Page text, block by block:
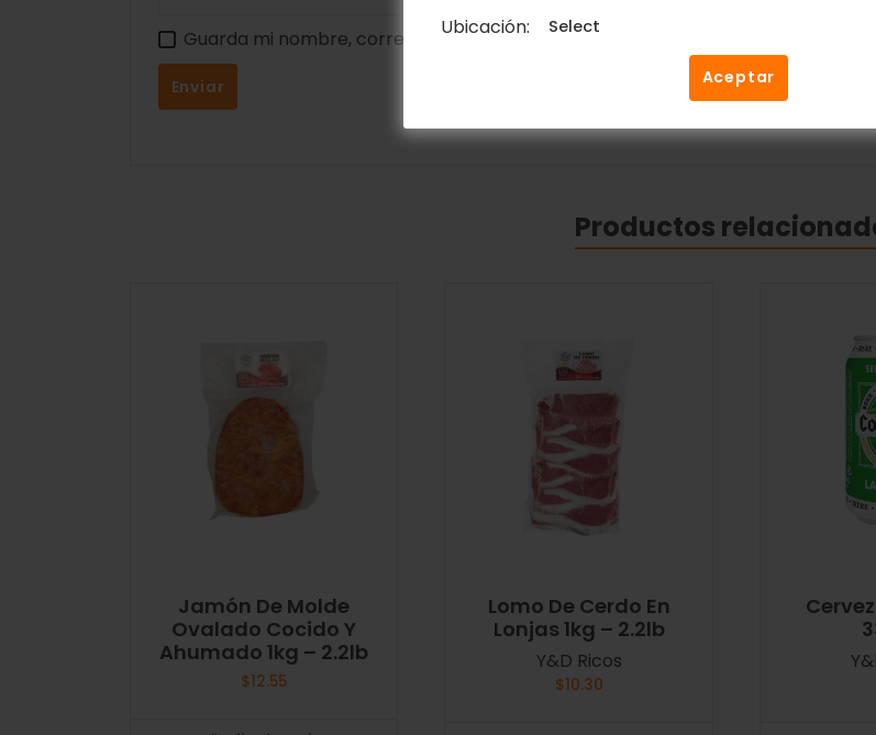
Ubicación:
Aceptar
Guarda mi nombre, correo electrónico y web en este navegador para la
Productos
Jamón De Molde
Ovalado Cocido Y
Ahumado 1kg – 2.2lb
$12.55
Lomo De Cerdo En
Lonjas 1kg – 2.2lb
Y&D Ricos
$10.30